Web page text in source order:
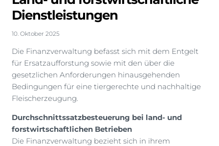
Dienstleistungen
10. Oktober 2025
Die Finanzverwaltung befasst sich mit dem Entgelt
für Ersatzaufforstung sowie mit den über die
gesetzlichen Anforderungen hinausgehenden
Bedingungen für eine tiergerechte und nachhaltige
Fleischerzeugung.
Durchschnittssatzbesteuerung bei land- und
forstwirtschaftlichen Betrieben
Die Finanzverwaltung bezieht sich in ihrem